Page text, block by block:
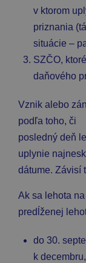
v ktorom
priznania
situácie –
SZČO,
daňového
Vznik alebo
podľa toho, či
posledný deň
uplynie
dátume. Závisí
Ak sa lehota
predĺženej
do 30.
k decembru,